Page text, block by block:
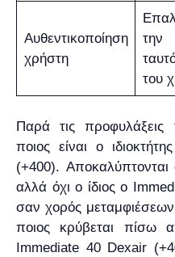
Αυθεντικοποίηση
χρήστη
την
του
Παρά τις προφυλάξεις
ποιος είναι ο
(+400). Αποκαλύπτονται
αλλά όχι ο ίδιος ο
σαν χορός μεταμφιέσεων
ποιος κρύβεται
Immediate 40 Dexair